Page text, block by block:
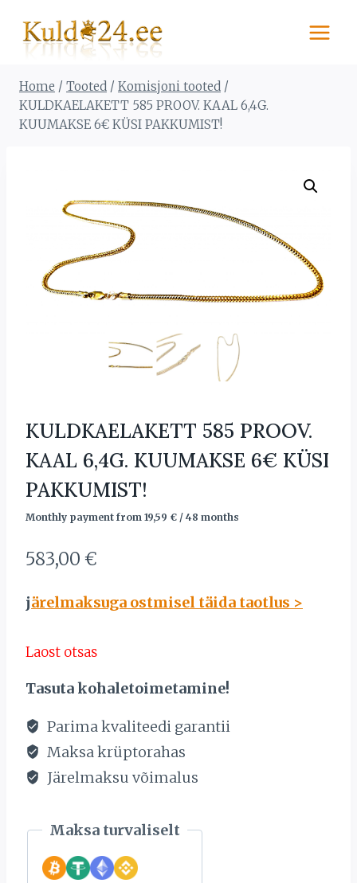
content
Home / Tooted / Komisjoni tooted /
KULDKAELAKETT 585 PROOV. KAAL 6,4G.
KUUMAKSE 6€ KÜSI PAKKUMIST!
KULDKAELAKETT 585 PROOV.
KAAL 6,4G. KUUMAKSE 6€ KÜSI
PAKKUMIST!
Monthly payment from 19,59 € / 48 months
583,00 €
järelmaksuga ostmisel täida taotlus >
Laost otsas
Tasuta kohaletoimetamine!
Parima kvaliteedi garantii
Maksa krüptorahas
Järelmaksu võimalus
Maksa turvaliselt